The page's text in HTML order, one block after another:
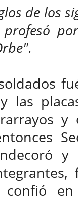
de los
.
las
y